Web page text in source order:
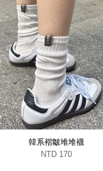
韓系褶皺堆堆襪
NTD 170